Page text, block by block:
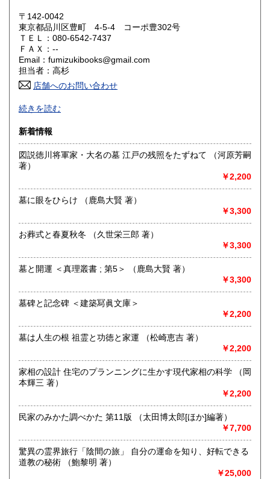
岡山県 600円 広島県
山口県 600円 徳島県
香川県 600円
高知県
佐賀県
熊本県
宮崎県 600円 鹿児島県 600円
〒142-0042
東京都品川区豊町 4-5-4 コーポ豊302号
ＴＥＬ：080-6542-7437
ＦＡＸ：--
Email：fumizukibooks@gmail.com
担当者：高杉
店舗へのお問い合わせ
最寄駅：JR西大井駅・東急大井町線戸越公園駅
営業時間：ネット販売のみとなります
定休日：-
出張買取対応しております。
オンライン書店のため限ったジャンルだけでなく、値段の付
くものはなるべく多くのものを買取りしております。
書籍はもちろん、CDやDVD、VHSなども含め幅広く対応して
ご近所の方、大量にお持ちの方、お片付けのお手伝いなど是
非当店までご相談くださいませ。
080-6542-7437
文月書房 高杉
哲学宗教、歴史、美術工芸、国語国文、趣味、サブカルチャ
続きを読む
新着情報
図説徳川将軍家・大名の墓 江戸の残照をたずねて （河原芳嗣
著）
￥2,200
墓に眼をひらけ （鹿島大賢 著）
￥3,300
お葬式と春夏秋冬 （久世栄三郎 著）
￥3,300
墓と開運 ＜真理叢書 ; 第5＞ （鹿島大賢 著）
￥3,300
墓碑と記念碑 ＜建築冩眞文庫＞
￥2,200
墓は人生の根 祖霊と功徳と家運 （松崎恵吉 著）
￥2,200
家相の設計 住宅のプランニングに生かす現代家相の科学 （岡
本輝三 著）
￥2,200
民家のみかた調べかた 第11版 （太田博太郎[ほか]編著）
￥7,700
驚異の霊界旅行「陰間の旅」 自分の運命を知り、好転できる
道教の秘術 （鮑黎明 著）
￥25,000